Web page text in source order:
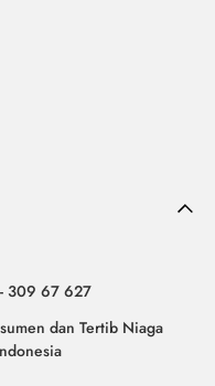
309 67 627
dan Tertib Niaga